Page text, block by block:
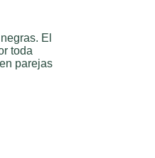
El
toda
parejas